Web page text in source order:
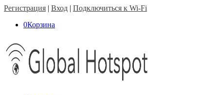
Регистрация | Вход | Подключиться к Wi-Fi
0Корзина